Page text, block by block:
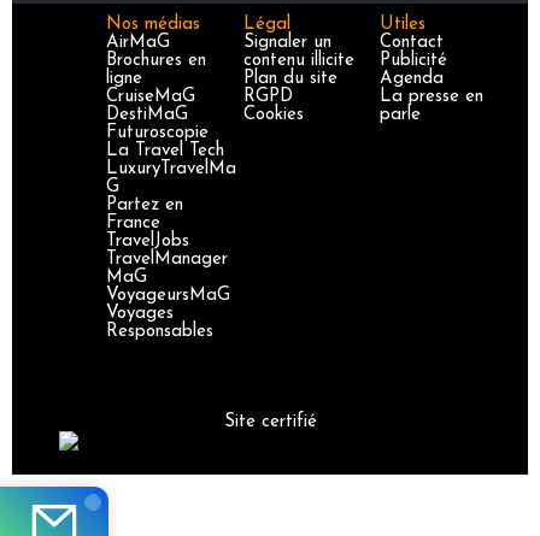
Nos médias
AirMaG
Brochures en
ligne
CruiseMaG
DestiMaG
Futuroscopie
La Travel Tech
LuxuryTravelMa
G
Partez en
France
TravelJobs
TravelManager
MaG
VoyageursMaG
Voyages
Responsables
Légal
Signaler un
contenu illicite
Plan du site
RGPD
Cookies
Utiles
Contact
Publicité
Agenda
La presse en
parle
Site certifié